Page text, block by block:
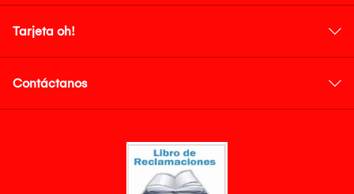
Tarjeta oh!
Contáctanos